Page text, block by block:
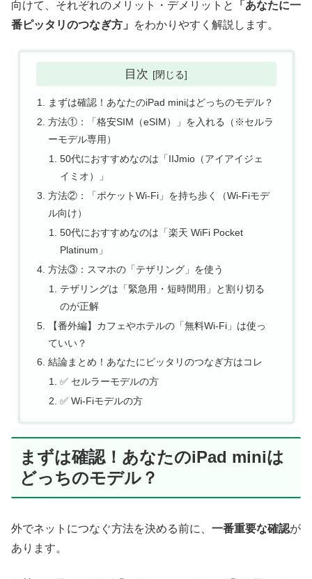
向けて、それぞれのメリット・デメリットと
「あなたに一
番ピッタリのつなぎ方」
をわかりやすく解説します。
目次
まずは確認！あなたのiPad miniはどっちのモデル？
方法①：「格安SIM（eSIM）」を入れる（※セルラ
ーモデル専用）
50代におすすめなのは「IIJmio（アイアイジェ
イミオ）」
方法②：「ポケットWi-Fi」を持ち歩く（Wi-Fiモデ
ル向け）
50代におすすめなのは「楽天 WiFi Pocket
Platinum」
方法③：スマホの「テザリング」を使う
テザリングは「緊急用・短時間用」と割り切る
のが正解
【番外編】カフェやホテルの「無料Wi-Fi」は使っ
ていい？
結論まとめ！あなたにピッタリのつなぎ方はコレ
✅ セルラーモデルの方
✅ Wi-Fiモデルの方
まずは確認！あなたのiPad miniは
どっちのモデル？
外でネットにつなぐ方法を決める前に、 一番重要な確認が
あります。